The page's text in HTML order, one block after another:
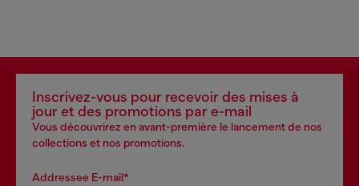
Inscrivez-vous pour recevoir des mises à
jour et des promotions par e-mail
Vous découvrirez en avant-première le lancement de nos
collections et nos promotions.
Addressee E-mail*